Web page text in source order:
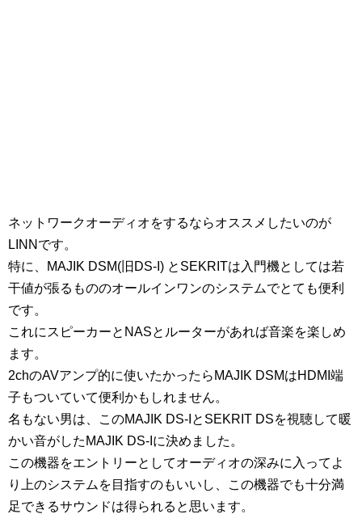
ネットワークオーディオをするならオススメしたいのが
LINNです。
特に、MAJIK DSM(旧DS-I) とSEKRITは入門機としては若
干値が張るもののオールインワンのシステムでとても便利
です。
これにスピーカーとNASとルーターがあれば音楽を楽しめ
ます。
2chのAVアンプ的に使いたかったらMAJIK DSMはHDMI端
子もついていて便利かもしれません。
名もない男は、このMAJIK DS-IとSEKRIT DSを視聴して暖
かい音がしたMAJIK DS-Iに決めました。
この機器をエントリーとしてオーディオの深みに入ってよ
り上のシステムを目指すのもいいし、この機器でも十分満
足できるサウンドは得られると思います。